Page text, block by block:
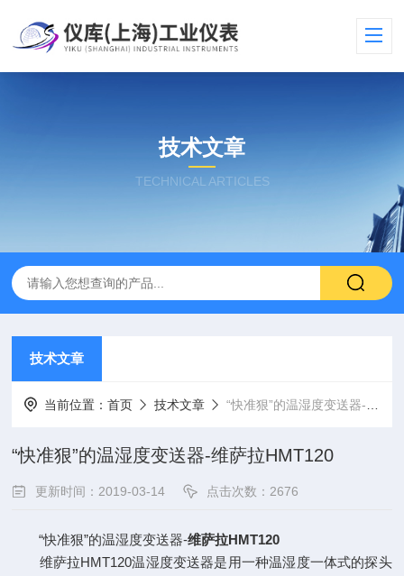
技术文章
TECHNICAL ARTICLES
技术文章
当前位置：首页 技术文章 “快准狠”的温湿度变送器-维萨拉HMT120
“快准狠”的温湿度变送器-维萨拉HMT120
更新时间：2019-03-14 点击次数：2676
“快准狠”的温湿度变送器-维萨拉HMT120
维萨拉HMT120温湿度变送器是用一种温湿度一体式的探头